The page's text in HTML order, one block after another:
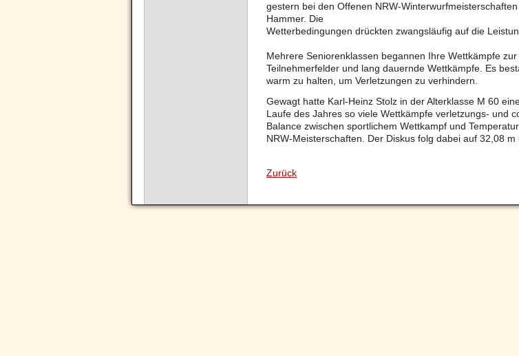
gestern bei den Offenen NRW-
Hammer. Die
Wetterbedingungen drückten zwangsläufig auf die
Mehrere Seniorenklassen begannen Ihre Wettkämpfe
Teilnehmerfelder und lang dauernde Wettkämpfe. Es
warm zu halten, um Verletzungen zu verhindern.
Gewagt hatte Karl-Heinz Stolz in der Alterklasse M 60
Laufe des Jahres so viele Wettkämpfe verletzungs- und
Balance zwischen sportlichem Wettkampf und
NRW-Meisterschaften. Der Diskus folg dabei auf 32,08
Zurück
Navigation